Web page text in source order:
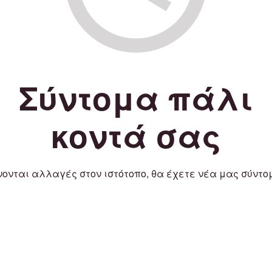
Σύντομα πάλι
κοντά σας
αλλαγές στον ιστότοπο, θα έχετε νέα μας